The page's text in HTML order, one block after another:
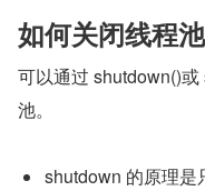
如何关闭线程池
可以通过 shutdown()
池。
shutdown 的原理